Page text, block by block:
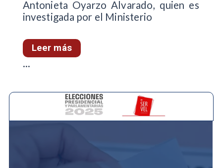
Antonieta Oyarzo Alvarado, quien es
investigada por el Ministerio
Leer más
...